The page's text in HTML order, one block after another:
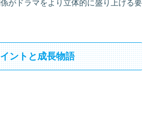
がドラマをより立体的に盛り上げる要
ントと成長物語